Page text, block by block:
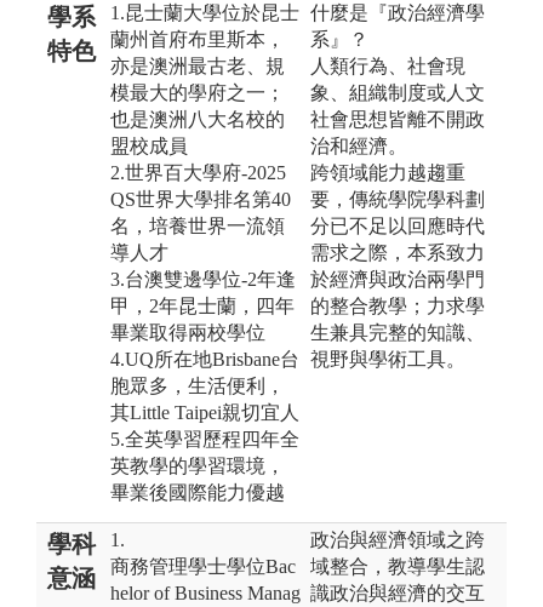
學系
特色
1.昆士蘭大學位於昆士
蘭州首府布里斯本，
亦是澳洲最古老、規
模最大的學府之一；
也是澳洲八大名校的
盟校成員
2.世界百大學府-2025
QS世界大學排名第40
名，培養世界一流領
導人才
3.台澳雙邊學位-2年逢
甲，2年昆士蘭，四年
畢業取得兩校學位
4.UQ所在地Brisbane台
胞眾多，生活便利，
其Little Taipei親切宜人
5.全英學習歷程四年全
英教學的學習環境，
畢業後國際能力優越
什麼是『政治經濟學
系』？
人類行為、社會現
象、組織制度或人文
社會思想皆離不開政
治和經濟。
跨領域能力越趨重
要，傳統學院學科劃
分已不足以回應時代
需求之際，本系致力
於經濟與政治兩學門
的整合教學；力求學
生兼具完整的知識、
視野與學術工具。
學科
意涵
1.
商務管理學士學位Bac
helor of Business Manag
政治與經濟領域之跨
域整合，教導學生認
識政治與經濟的交互